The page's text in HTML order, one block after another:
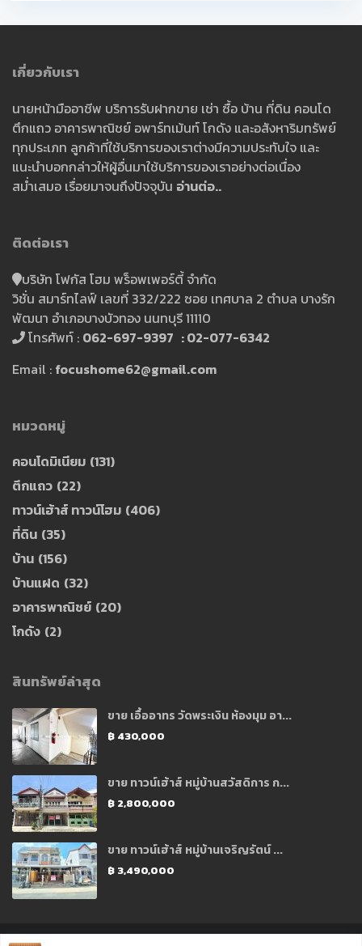
เกี่ยวกับเรา
นายหน้ามืออาชีพ บริการรับฝากขาย เช่า ซื้อ บ้าน ที่ดิน คอนโด
ตึกแถว อาคารพาณิชย์ อพาร์ทเม้นท์ โกดัง และอสังหาริมทรัพย์
ทุกประเภท ลูกค้าที่ใช้บริการของเราต่างมีความประทับใจ และ
แนะนำบอกกล่าวให้ผู้อื่นมาใช้บริการของเราอย่างต่อเนื่อง
สม่ำเสมอ เรื่อยมาจนถึงปัจจุบัน อ่านต่อ..
ติดต่อเรา
บริษัท โฟกัส โฮม พร็อพเพอร์ตี้ จำกัด
วิชั่น สมาร์ทไลฟ์ เลขที่ 332/222 ซอย เทศบาล 2 ตำบล บางรัก
พัฒนา อำเภอบางบัวทอง นนทบุรี 11110
โทรศัพท์ : 062-697-9397 : 02-077-6342
Email : focushome62@gmail.com
หมวดหมู่
คอนโดมิเนียม (131)
ตึกแถว (22)
ทาวน์เฮ้าส์ ทาวน์โฮม (406)
ที่ดิน (35)
บ้าน (156)
บ้านแฝด (32)
อาคารพาณิชย์ (20)
โกดัง (2)
สินทรัพย์ล่าสุด
ขาย เอื้ออาทร วัดพระเงิน ห้องมุม อา...
฿ 430,000
ขาย ทาวน์เฮ้าส์ หมู่บ้านสวัสดิการ ก...
฿ 2,800,000
ขาย ทาวน์เฮ้าส์ หมู่บ้านเจริญรัตน์ ...
฿ 3,490,000